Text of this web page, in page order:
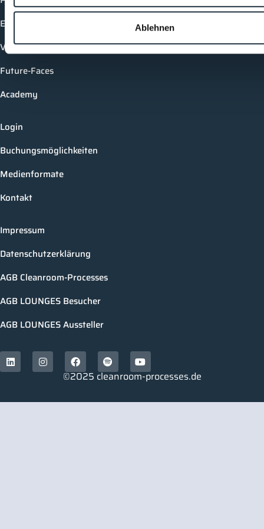
Ablehnen
Events
Vorträge
Future-Faces
Academy
Login
Buchungsmöglichkeiten
Medienformate
Kontakt
Impressum
Datenschutzerklärung
AGB Cleanroom-Processes
AGB LOUNGES Besucher
AGB LOUNGES Aussteller
©2025 cleanroom-processes.de